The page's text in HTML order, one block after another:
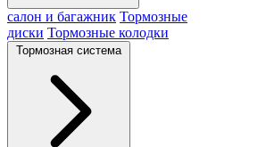
салон и багажник Тормозные
диски Тормозные колодки
Тормозная система